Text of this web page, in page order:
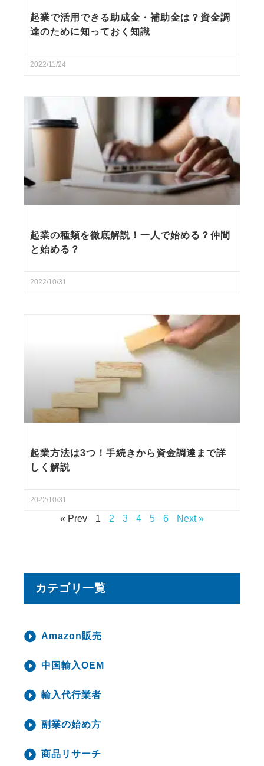
起業で活用できる助成金・補助金は？資金調
達のために知っておく知識
2022/11/24
起業の種類を徹底解説！一人で始める？仲間
と始める？
2022/10/31
起業方法は3つ！手続きから資金調達まで詳
しく解説
2022/10/31
« Prev 1 2 3 4 5 6 Next »
カテゴリ一覧
Amazon販売
中国輸入OEM
輸入代行業者
副業の始め方
商品リサーチ